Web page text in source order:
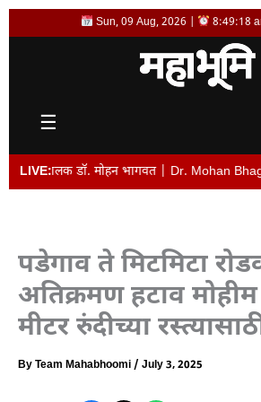
Skip
Sun, 09 Aug, 2026 | 8:49:18
☰
LIVE:
डॉ. मोहन भागवत | Dr. Mohan Bhagwat •
पडेगाव ते मिटमिटा
अतिक्रमण हटाव
मीटर रुंदीच्या
ByTeam Mahabhoomi/ July 3, 2025